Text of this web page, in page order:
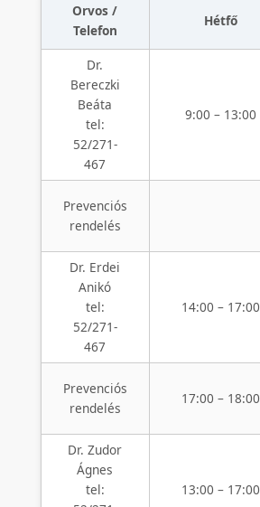
Orvos /
Telefon
Hétfő
Dr.
Bereczki
Beáta
tel:
52/271-
467
9:00 – 13:00
Prevenciós
rendelés
Dr. Erdei
Anikó
tel:
52/271-
467
14:00 – 17:00
Prevenciós
rendelés
17:00 – 18:00
Dr. Zudor
Ágnes
tel:
13:00 – 17:00